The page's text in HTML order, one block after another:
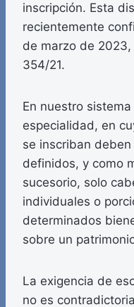
inscripción. Esta
recientemente
de marzo de
354/21.
En nuestro
especialidad, en
se inscriban
definidos, y como
sucesorio, solo
individuales o
determinados
sobre un
La exigencia de
no es